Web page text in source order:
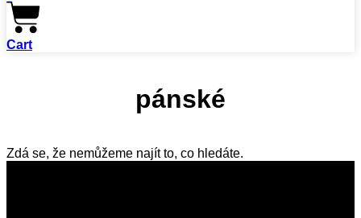
Cart
pánské
Zdá se, že nemůžeme najít to, co hledáte.